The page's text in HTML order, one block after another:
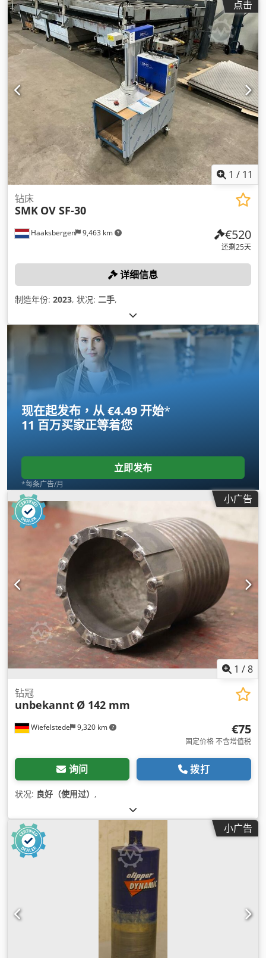
点击
1 / 11
Haaksbergen 9,463 km
钻床
SMK OV SF-30
€520
还剩25天
详细信息
制造年份: 2023, 状况: 二手,
现在起发布，从 €4.49 开始*
11 百万买家正等着您
立即发布
*每条广告/月
小广告
1 /8
Wiefelstede 9,320 km
钻冠
unbekannt Ø 142 mm
€75
固定价格 不含增值税
询问 拨打
状况: 良好（使用过） ,
小广告